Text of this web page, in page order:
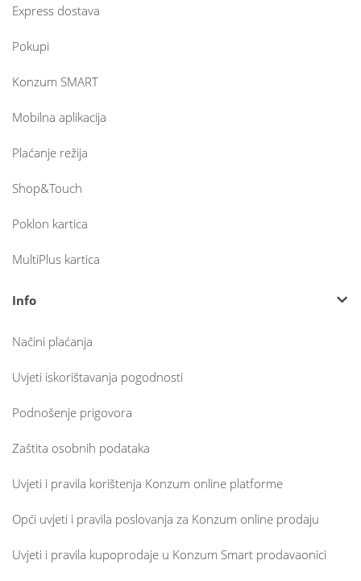
Express dostava
Pokupi
Konzum SMART
Mobilna aplikacija
Plaćanje režija
Shop&Touch
Poklon kartica
MultiPlus kartica
Info
Načini plaćanja
Uvjeti iskorištavanja pogodnosti
Podnošenje prigovora
Zaštita osobnih podataka
Uvjeti i pravila korištenja Konzum online platforme
Opći uvjeti i pravila poslovanja za Konzum online prodaju
Uvjeti i pravila kupoprodaje u Konzum Smart prodavaonici